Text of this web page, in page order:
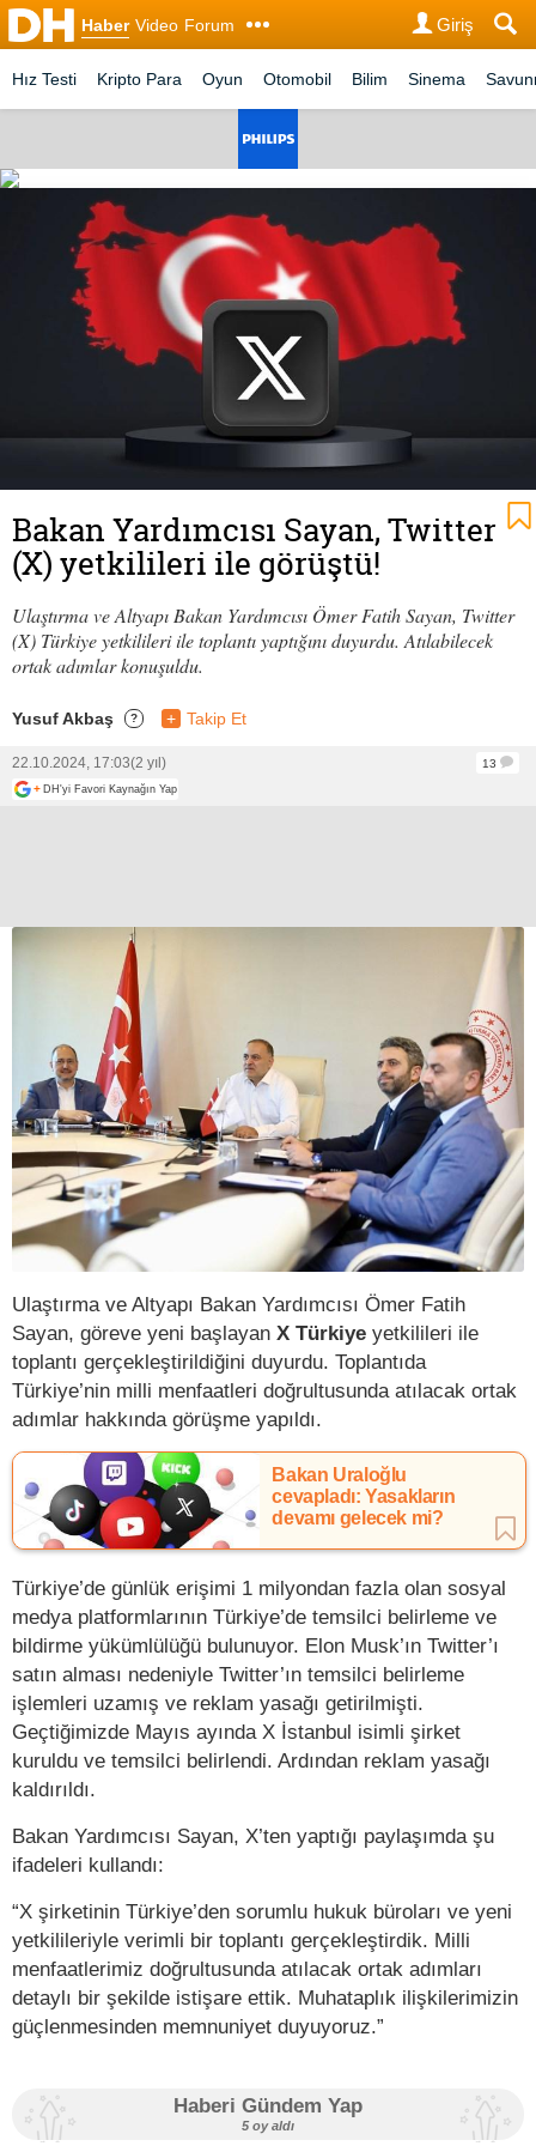
Haber Video Forum Giriş
Hız Testi Kripto Para Oyun Otomobil Bilim Sinema
Bakan Yardımcısı Sayan, Twitter
(X) yetkilileri ile görüştü!
Ulaştırma ve Altyapı Bakan Yardımcısı Ömer Fatih Sayan, Twitter
(X) Türkiye yetkilileri ile toplantı yaptığını duyurdu. Atılabilecek
ortak adımlar konuşuldu.
Yusuf Akbaş ? + Takip Et
22.10.2024, 17:03(2 yıl)
13
+ DH'yi Favori Kaynağın Yap
Ulaştırma ve Altyapı Bakan Yardımcısı Ömer Fatih
Sayan, göreve yeni başlayan X Türkiye yetkilileri ile
toplantı gerçekleştirildiğini duyurdu. Toplantıda
Türkiye’nin milli menfaatleri doğrultusunda atılacak ortak
adımlar hakkında görüşme yapıldı.
Bakan Uraloğlu
cevapladı: Yasakların
devamı gelecek mi?
Türkiye’de günlük erişimi 1 milyondan fazla olan sosyal
medya platformlarının Türkiye’de temsilci belirleme ve
bildirme yükümlülüğü bulunuyor. Elon Musk’ın Twitter’ı
satın alması nedeniyle Twitter’ın temsilci belirleme
işlemleri uzamış ve reklam yasağı getirilmişti.
Geçtiğimizde Mayıs ayında X İstanbul isimli şirket
kuruldu ve temsilci belirlendi. Ardından reklam yasağı
kaldırıldı.
Bakan Yardımcısı Sayan, X’ten yaptığı paylaşımda şu
ifadeleri kullandı:
“X şirketinin Türkiye’den sorumlu hukuk büroları ve yeni
yetkilileriyle verimli bir toplantı gerçekleştirdik. Milli
menfaatlerimiz doğrultusunda atılacak ortak adımları
detaylı bir şekilde istişare ettik. Muhataplık ilişkilerimizin
güçlenmesinden memnuniyet duyuyoruz.”
Haberi Gündem Yap
5 oy aldı